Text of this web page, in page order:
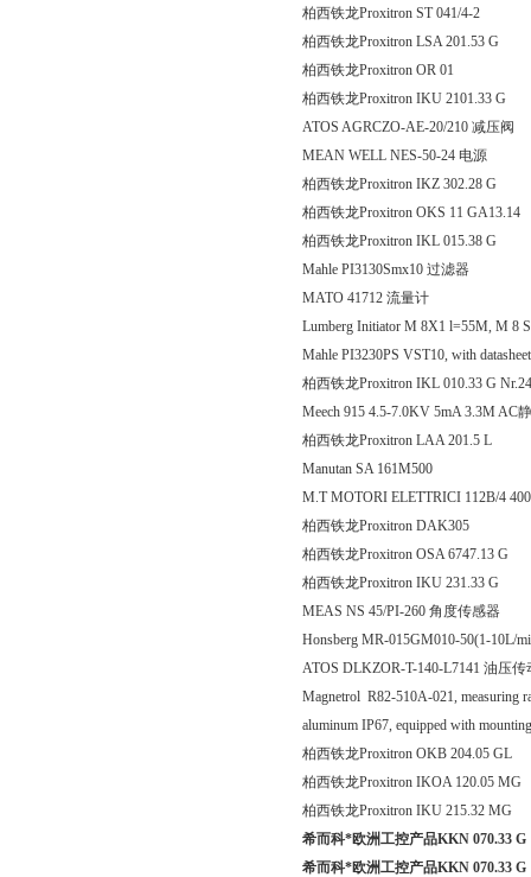
柏西铁龙Proxitron ST
柏西铁龙Proxitron LSA
柏西铁龙Proxitron
柏西铁龙Proxitron IKU
ATOS AGRCZO-AE-20/210 减压阀
MEAN WELL NES-50-24 电源
柏西铁龙Proxitron IKZ
柏西铁龙Proxitron OKS 11
柏西铁龙Proxitron IKL
Mahle PI3130Smx10 过滤器
MATO 41712 流量计
Lumberg Initiator M 8X1 l=55M, M 8
Mahle PI3230PS VST10, with
柏西铁龙Proxitron IKL 010.33 G
Meech 915 4.5-7.0KV 5mA 3.3M AC
柏西铁龙Proxitron LAA
Manutan SA 161M500
M.T MOTORI ELETTRICI 112B/4
柏西铁龙Proxitron DAK305
柏西铁龙Proxitron OSA
柏西铁龙Proxitron IKU
MEAS NS 45/PI-260 角度传感器
Honsberg MR-015GM010-50(1-10L/
ATOS DLKZOR-T-140-L7141 油压传
Magnetrol R82-510A-021, measuring
aluminum IP67, equipped with
柏西铁龙Proxitron OKB
柏西铁龙Proxitron IKOA
柏西铁龙Proxitron IKU 215.32
希而科*欧洲工控产品KKN 070.33 G
希而科*欧洲工控产品KKN 070.33 G